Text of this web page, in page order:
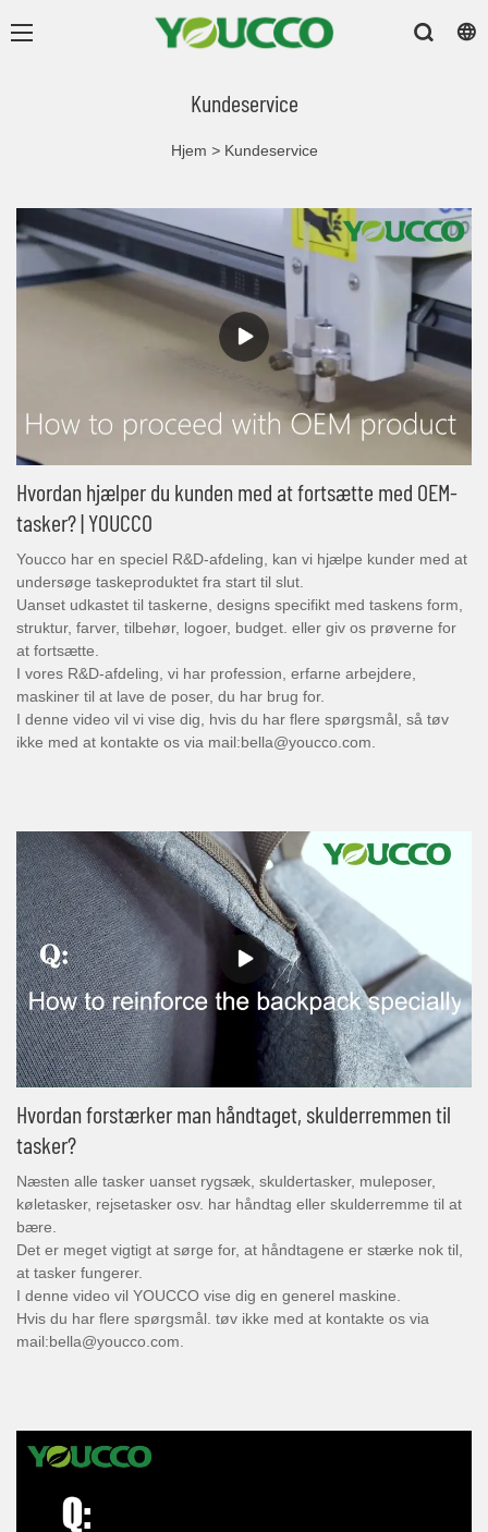
Kundeservice
Hjem > Kundeservice
Hvordan hjælper du kunden med at fortsætte med OEM-
tasker? | YOUCCO
Youcco har en speciel R&D-afdeling, kan vi hjælpe kunder med at
undersøge taskeproduktet fra start til slut.
Uanset udkastet til taskerne, designs specifikt med taskens form,
struktur, farver, tilbehør, logoer, budget. eller giv os prøverne for
at fortsætte.
I vores R&D-afdeling, vi har profession, erfarne arbejdere,
maskiner til at lave de poser, du har brug for.
I denne video vil vi vise dig, hvis du har flere spørgsmål, så tøv
ikke med at kontakte os via mail:bella@youcco.com.
Hvordan forstærker man håndtaget, skulderremmen til
tasker?
Næsten alle tasker uanset rygsæk, skuldertasker, muleposer,
køletasker, rejsetasker osv. har håndtag eller skulderremme til at
bære.
Det er meget vigtigt at sørge for, at håndtagene er stærke nok til,
at tasker fungerer.
I denne video vil YOUCCO vise dig en generel maskine.
Hvis du har flere spørgsmål. tøv ikke med at kontakte os via
mail:bella@youcco.com.